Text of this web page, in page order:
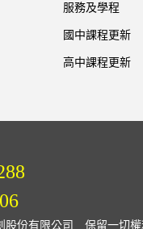
服務及學程
國中課程更新
高中課程更新
股份有限公司 保留一切權